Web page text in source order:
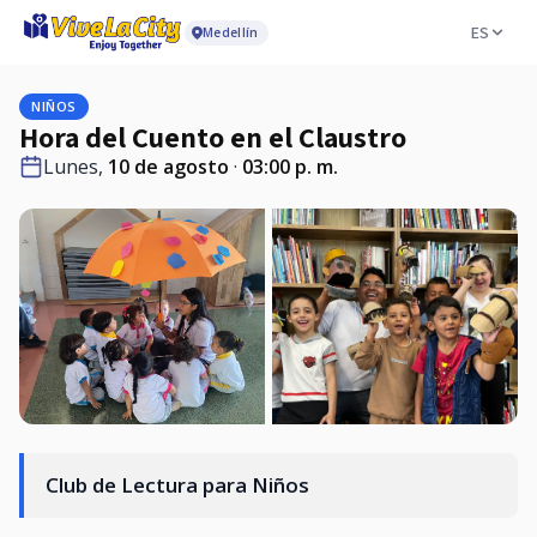
Medellín ES
NIÑOS
Hora del Cuento en el Claustro
Lunes, 10 de agosto · 03:00 p. m.
Club de Lectura para Niños